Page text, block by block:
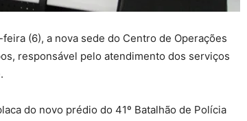
(6), a nova sede do Centro de Operações
responsável pelo atendimento dos serviços
do novo prédio do 41º Batalhão de Polícia